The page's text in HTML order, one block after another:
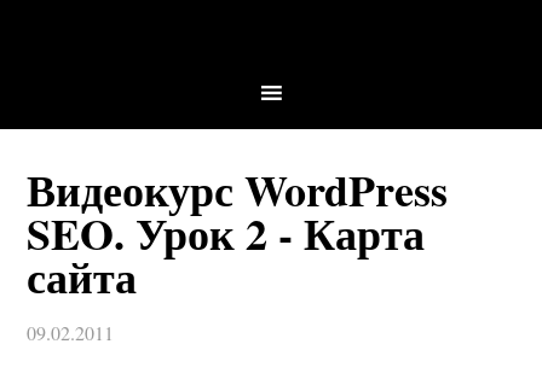
Видеокурс WordPress
SEO. Урок 2 - Карта
сайта
09.02.2011